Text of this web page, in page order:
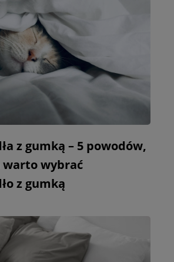
z gumką – 5 powodów,
wybrać
z gumką